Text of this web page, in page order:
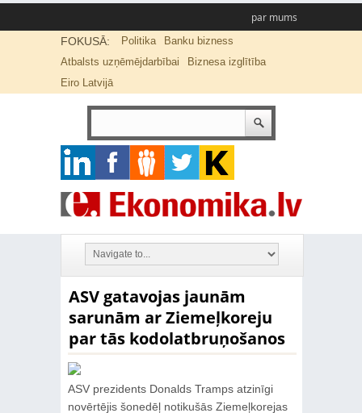
par mums
FOKUSĀ: Politika
Banku bizness
Atbalsts uzņēmējdarbībai
Biznesa izglītība
Eiro Latvijā
ASV gatavojas jaunām
sarunām ar Ziemeļkoreju
par tās kodolatbruņošanos
ASV prezidents Donalds Tramps atzinīgi
novērtējis šonedēļ notikušās Ziemeļkorejas